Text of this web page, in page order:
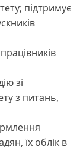
підтримує
зі
з питань,
їх облік в